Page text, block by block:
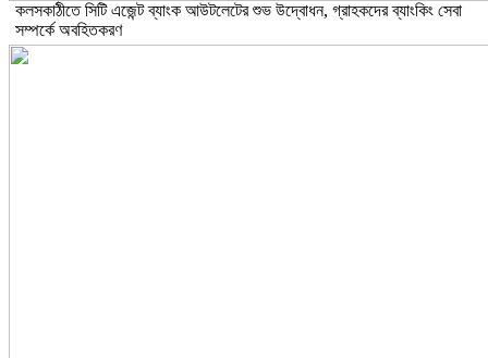
কলসকাঠীতে সিটি এজেন্ট ব্যাংক আউটলেটের শুভ উদ্বোধন, গ্রাহকদের ব্যাংকিং সেবা
সম্পর্কে অবহিতকরণ